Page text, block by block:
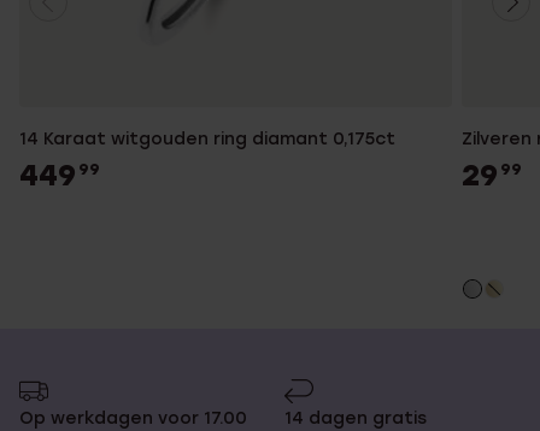
14 Karaat witgouden ring diamant 0,175ct
449 99
Zilveren
29 99
Op werkdagen voor 17.00
14 dagen gratis